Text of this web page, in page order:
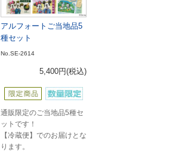
アルフォートご当地品5
種セット
No.SE-2614
5,400円(税込)
通販限定のご当地品5種セ
ットです！
【冷蔵便】でのお届けとな
ります。